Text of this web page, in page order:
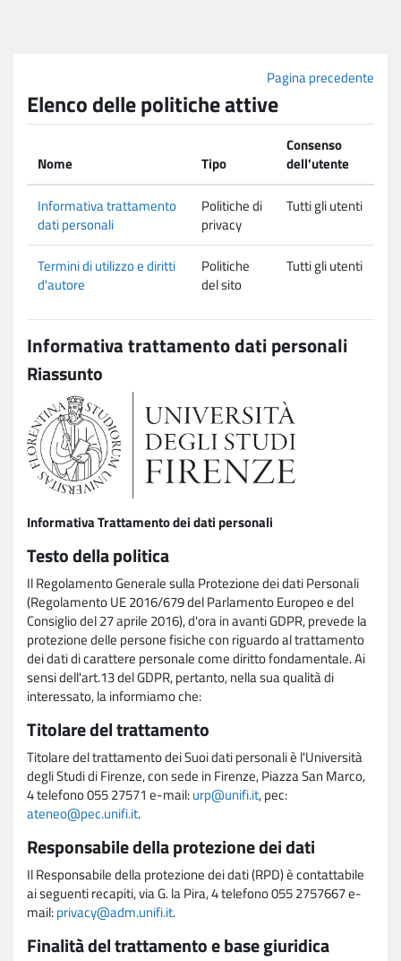
Pagina precedente
Elenco delle politiche attive
Nome Tipo
Consenso
dell'utente
Informativa trattamento
dati personali
Politiche di
privacy
Tutti gli utenti
Termini di utilizzo e diritti
d'autore
Politiche
del sito
Tutti gli utenti
Informativa trattamento dati personali
Riassunto
Informativa Trattamento dei dati personali
Testo della politica
Il Regolamento Generale sulla Protezione dei dati Personali
(Regolamento UE 2016/679 del Parlamento Europeo e del
Consiglio del 27 aprile 2016), d'ora in avanti GDPR, prevede la
protezione delle persone fisiche con riguardo al trattamento
dei dati di carattere personale come diritto fondamentale. Ai
sensi dell'art.13 del GDPR, pertanto, nella sua qualità di
interessato, la informiamo che:
Titolare del trattamento
Titolare del trattamento dei Suoi dati personali è l'Università
degli Studi di Firenze, con sede in Firenze, Piazza San Marco,
4 telefono 055 27571 e-mail:urp@unifi.it, pec:
ateneo@pec.unifi.it.
Responsabile della protezione dei dati
Il Responsabile della protezione dei dati (RPD) è contattabile
ai seguenti recapiti, via G. la Pira, 4 telefono 055 2757667 e-
mail:privacy@adm.unifi.it.
Finalità del trattamento e base giuridica